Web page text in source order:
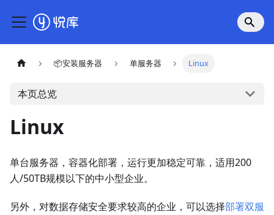
📦安装服务器 单服务器 Linux
本页总览
Linux
单台服务器，容器化部署，运行更加稳定可靠，适用200
人/50TB规模以下的中小型企业。
另外，对数据存储安全要求较高的企业，可以选择部署双服